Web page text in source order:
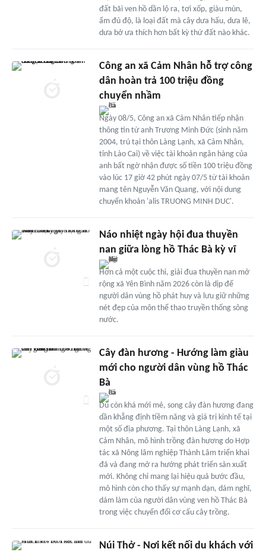
đất bãi ven hồ dần lộ ra, tơi xốp, giàu mùn,
ẩm đủ độ, là loại đất mà cây dưa hấu, dưa lê,
dưa bở ưa thích hơn bất kỳ thứ đất nào khác.
Công an xã Cảm Nhân hỗ trợ công
dân hoàn trả 100 triệu đồng
chuyển nhầm
Ngày 08/5, Công an xã Cảm Nhân tiếp nhận
thông tin từ anh Trương Minh Đức (sinh năm
2004, trú tại thôn Làng Lạnh, xã Cảm Nhân,
tỉnh Lào Cai) về việc tài khoản ngân hàng của
anh bất ngờ nhận được số tiền 100 triệu đồng
vào lúc 17 giờ 42 phút ngày 07/5 từ tài khoản
mang tên Nguyễn Văn Quang, với nội dung
chuyển khoản 'alis TRUONG MINH DUC'.
Náo nhiệt ngày hội đua thuyền
nan giữa lòng hồ Thác Bà kỳ vĩ
Hơn cả một cuộc thi, giải đua thuyền nan mở
rộng xã Yên Bình năm 2026 còn là dịp để
người dân vùng hồ phát huy và lưu giữ những
nét đẹp của môn thể thao truyền thống sông
nước.
Cây đàn hương - Hướng làm giàu
mới cho người dân vùng hồ Thác
Bà
Dù còn khá mới mẻ, song cây đàn hương đang
dần khẳng định tiềm năng và giá trị kinh tế tại
một số địa phương. Tại thôn Làng Lạnh, xã
Cảm Nhân, mô hình trồng đàn hương do Hợp
tác xã Nông lâm nghiệp Thành Lâm triển khai
đã và đang mở ra hướng phát triển sản xuất
mới. Không chỉ mang lại hiệu quả bước đầu,
mô hình còn cho thấy sự mạnh dạn, dám nghĩ,
dám làm của người dân vùng ven hồ Thác Bà
trong việc chuyển đổi cơ cấu cây trồng.
Núi Thở - Nơi kết nối du khách với